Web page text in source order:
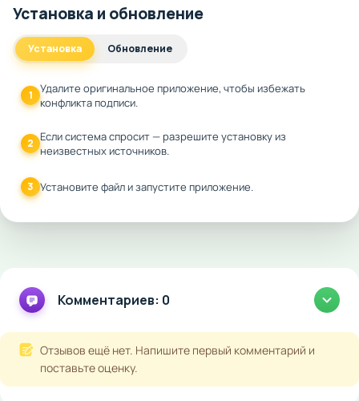
Установка и обновление
Установка Обновление
1 Удалите оригинальное приложение, чтобы избежать
конфликта подписи.
2 Если система спросит — разрешите установку из
неизвестных источников.
3 Установите файл и запустите приложение.
Комментариев: 0
Отзывов ещё нет. Напишите первый комментарий и
поставьте оценку.